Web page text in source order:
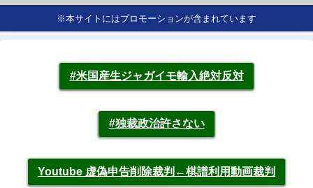
※本サイトにはプロモーションが含まれています
#米国産生ジャガイモ輸入絶対反対
#独裁政治許さない
Youtube 虚偽申告削除裁判←棋譜利用動画裁判